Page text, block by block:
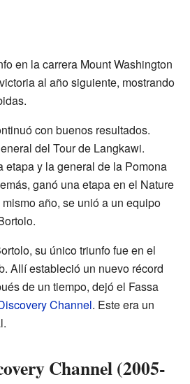
en la carrera Mount Washington
al año siguiente, mostrando
con buenos resultados.
del Tour de Langkawi.
etapa y la general de la Pomona
ganó una etapa en el Nature
año, se unió a un equipo
su único triunfo fue en el
Allí estableció un nuevo récord
de un tiempo, dejó el Fassa
Channel. Este era un
Channel (2005-